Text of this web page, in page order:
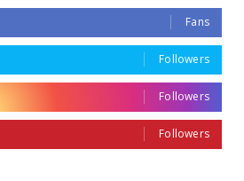
Fans
Followers
Followers
Followers